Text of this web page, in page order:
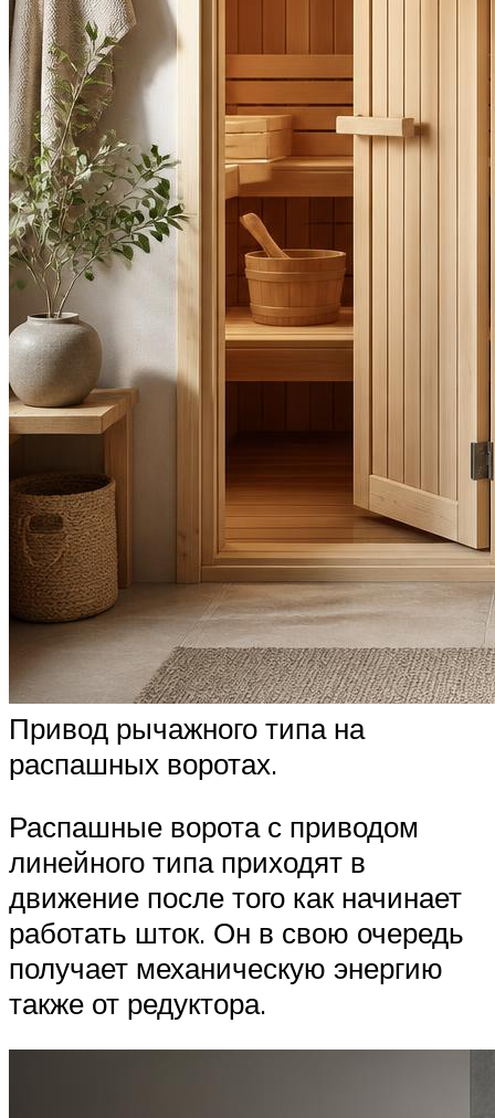
Привод рычажного типа на
распашных воротах.
Распашные ворота с приводом
линейного типа приходят в
движение после того как начинает
работать шток. Он в свою очередь
получает механическую энергию
также от редуктора.